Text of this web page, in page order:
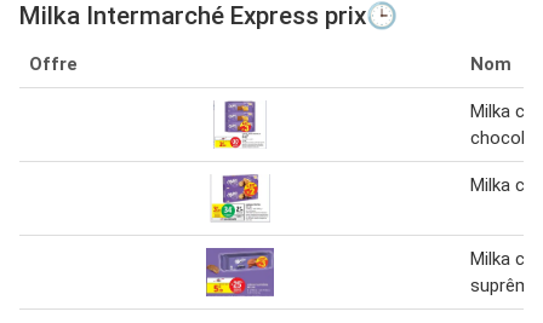
Milka Intermarché Express prix🕒
Offre Nom
Milka
Milka
Milka
suprême